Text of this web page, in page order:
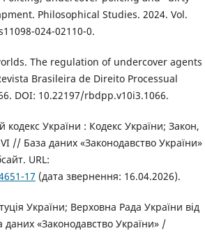
Philosophical Studies. 2024. Vol.
024-02110-0.
The regulation of undercover agents
Brasileira de Direito Processual
DOI: 10.22197/rbdpp.v10i3.1066.
України : Кодекс України; Закон,
// База даних «Законодавство України»
URL:
17 (дата звернення: 16.04.2026).
України; Верховна Рада України від
«Законодавство України» /